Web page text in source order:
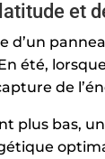
et
d’un
été,
de
plus bas,